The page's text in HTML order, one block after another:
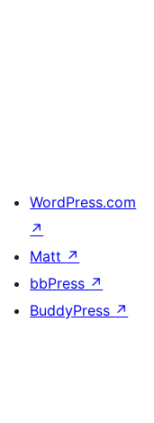
WordPress.com
↗
Matt ↗
bbPress ↗
BuddyPress ↗